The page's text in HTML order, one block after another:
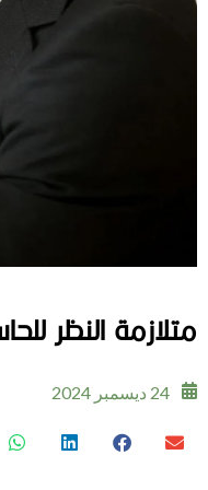
متلازمة النظر
24 ديسمبر 2024